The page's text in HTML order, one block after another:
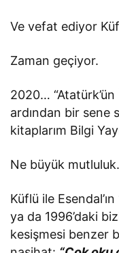
Ve vefat ediyor
Zaman geçiyor.
2020… “Atatürk’ün
ardından bir sene
kitaplarım Bilgi
Ne büyük
Küflü ile
ya da 1996’daki
kesişmesi benzer